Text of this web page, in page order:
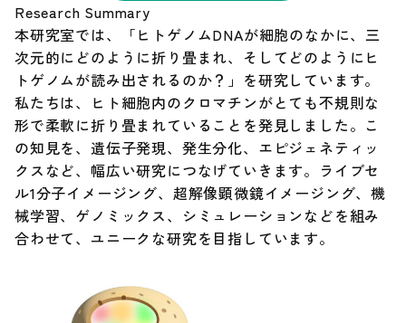
Research Summary
本研究室では、「ヒトゲノムDNAが細胞のなかに、三
次元的にどのように折り畳まれ、そしてどのようにヒ
トゲノムが読み出されるのか？」を研究しています。
私たちは、ヒト細胞内のクロマチンがとても不規則な
形で柔軟に折り畳まれていることを発見しました。こ
の知見を、遺伝子発現、発生分化、エピジェネティッ
クスなど、幅広い研究につなげていきます。ライブセ
ル1分子イメージング、超解像顕微鏡イメージング、機
械学習、ゲノミックス、シミュレーションなどを組み
合わせて、ユニークな研究を目指しています。